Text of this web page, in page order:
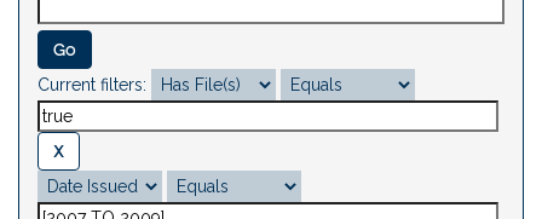
Current filters: